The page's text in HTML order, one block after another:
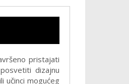
pristajati
dizajnu
učinci mogućeg